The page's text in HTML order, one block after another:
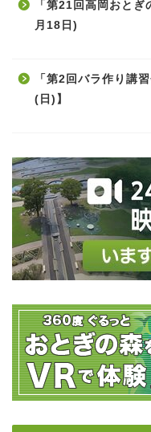
「第21回高岡おと
月18日)
「第2回バラ作り講
(日)】